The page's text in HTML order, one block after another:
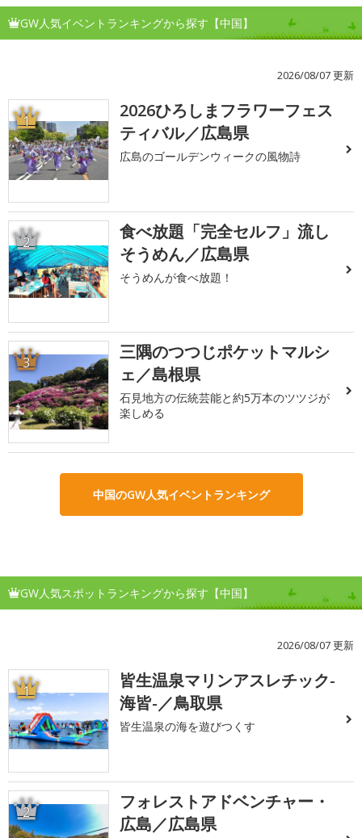
GW人気イベントランキングから探す【中国】
2026/08/07 更新
1
2026ひろしまフラワーフェス
ティバル／広島県
広島のゴールデンウィークの風物詩
2
食べ放題「完全セルフ」流し
そうめん／広島県
そうめんが食べ放題！
3
三隅のつつじポケットマルシ
ェ／島根県
石見地方の伝統芸能と約5万本のツツジが
楽しめる
中国のGW人気イベントランキング
GW人気スポットランキングから探す【中国】
2026/08/07 更新
1
皆生温泉マリンアスレチック-
海皆-／鳥取県
皆生温泉の海を遊びつくす
2
フォレストアドベンチャー・
広島／広島県